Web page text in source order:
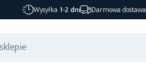
Wysyłka 1-2 dni Darmowa dostawa